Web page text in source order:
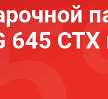
645 CTX